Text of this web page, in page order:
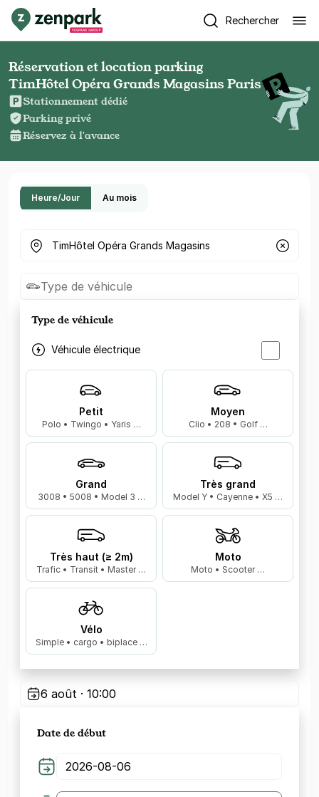
Rechercher
Réservation et location parking
TimHôtel Opéra Grands Magasins Paris
Stationnement dédié
Parking privé
Réservez à l'avance
Heure/Jour Au mois
Où cherchez-vous un parking ?
Type de véhicule
Type de véhicule
Véhicule électrique
Petit
Polo • Twingo • Yaris …
Moyen
Clio • 208 • Golf …
Grand
3008 • 5008 • Model 3 …
Très grand
Model Y • Cayenne • X5 …
Très haut (≥ 2m)
Trafic • Transit • Master …
Moto
Moto • Scooter …
Vélo
Simple • cargo • biplace …
6 août · 10:00
Date de début